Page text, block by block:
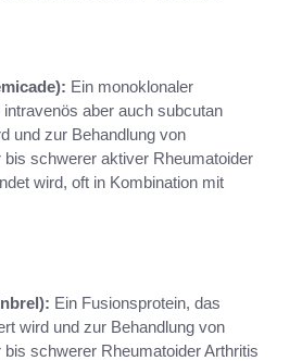
Ein monoklonaler
intravenös aber auch subcutan
und zur Behandlung von
bis schwerer aktiver Rheumatoider
wird, oft in Kombination mit
Ein Fusionsprotein, das
wird und zur Behandlung von
schwerer Rheumatoider Arthritis